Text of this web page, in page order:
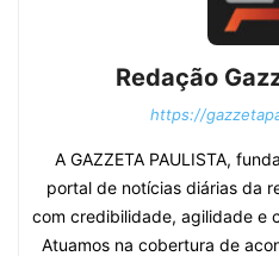
Redação
https://
A GAZZETA PAULISTA,
portal de notícias diárias da
com credibilidade, agilidade e
Atuamos na cobertura de